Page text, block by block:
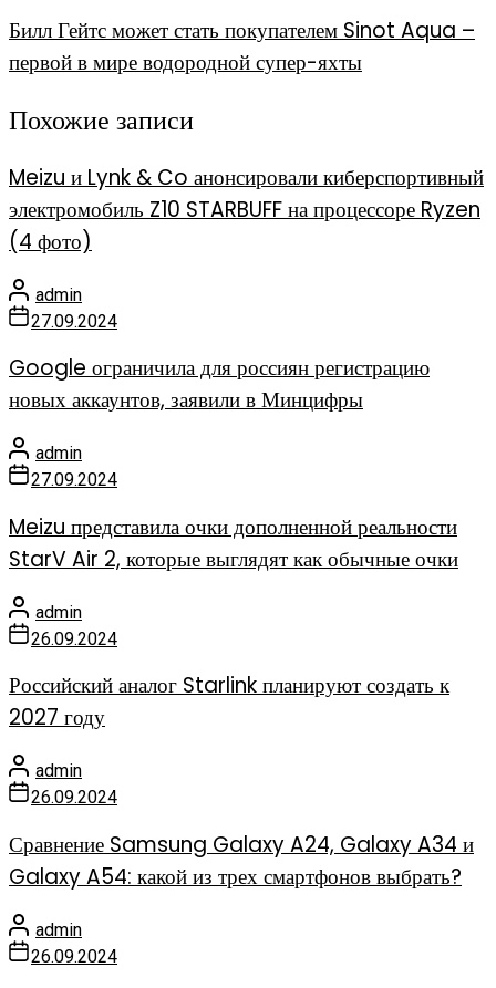
Билл Гейтс может стать покупателем Sinot Aqua –
первой в мире водородной супер-яхты
Похожие записи
Meizu и Lynk & Co анонсировали киберспортивный
электромобиль Z10 STARBUFF на процессоре Ryzen
(4 фото)
admin
27.09.2024
Google ограничила для россиян регистрацию
новых аккаунтов, заявили в Минцифры
admin
27.09.2024
Meizu представила очки дополненной реальности
StarV Air 2, которые выглядят как обычные очки
admin
26.09.2024
Российский аналог Starlink планируют создать к
2027 году
admin
26.09.2024
Сравнение Samsung Galaxy A24, Galaxy A34 и
Galaxy A54: какой из трех смартфонов выбрать?
admin
26.09.2024